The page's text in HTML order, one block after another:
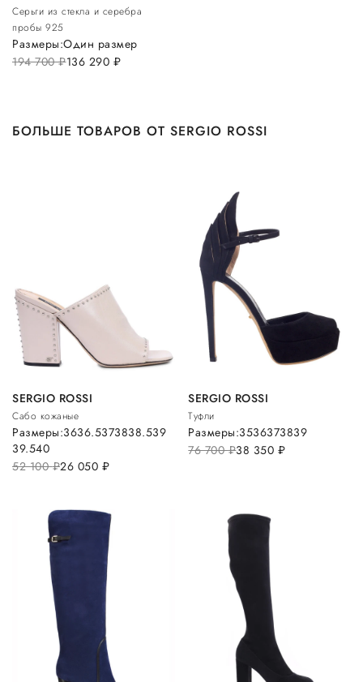
Серьги из стекла и серебра
пробы 925
194 700руб.136 290 руб.
Размеры:Один размер
БОЛЬШЕ ТОВАРОВ ОТ SERGIO ROSSI
SERGIO ROSSI
Сабо кожаные
52 100руб.26 050 руб.
Размеры:3636.5373838.539
39.540
SERGIO ROSSI
Туфли
76 700руб.38 350 руб.
Размеры:3536373839